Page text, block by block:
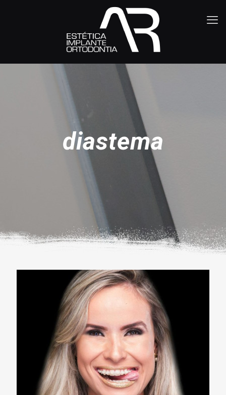
diastema